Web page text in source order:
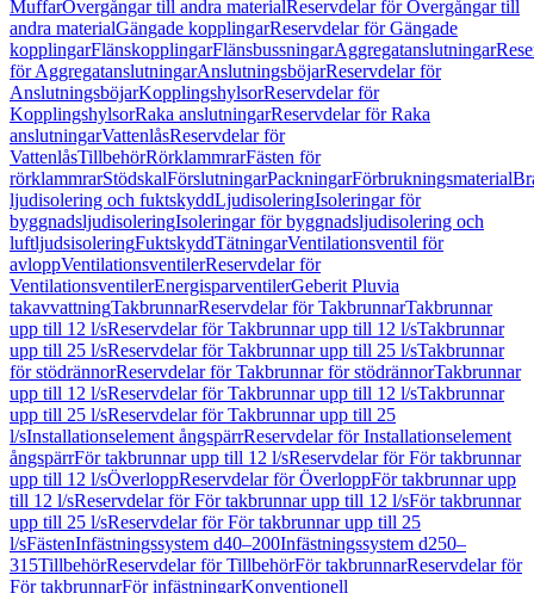
MuffarÖvergångar till andra materialReservdelar för Övergångar till
andra materialGängade kopplingarReservdelar för Gängade
kopplingarFlänskopplingarFlänsbussningarAggregatanslutningar
för AggregatanslutningarAnslutningsböjarReservdelar för
AnslutningsböjarKopplingshylsorReservdelar för
KopplingshylsorRaka anslutningarReservdelar för Raka
anslutningarVattenlåsReservdelar för
VattenlåsTillbehörRörklammrarFästen för
rörklammrarStödskalFörslutningarPackningarFörbrukningsmaterial
ljudisolering och fuktskyddLjudisoleringIsoleringar för
byggnadsljudisoleringIsoleringar för byggnadsljudisolering och
luftljudsisoleringFuktskyddTätningarVentilationsventil för
avloppVentilationsventilerReservdelar för
VentilationsventilerEnergisparventilerGeberit Pluvia
takavvattningTakbrunnarReservdelar för TakbrunnarTakbrunnar
upp till 12 l/sReservdelar för Takbrunnar upp till 12 l/sTakbrunnar
upp till 25 l/sReservdelar för Takbrunnar upp till 25 l/sTakbrunnar
för stödrännorReservdelar för Takbrunnar för stödrännorTakbrunnar
upp till 12 l/sReservdelar för Takbrunnar upp till 12 l/sTakbrunnar
upp till 25 l/sReservdelar för Takbrunnar upp till 25
l/sInstallationselement ångspärrReservdelar för Installationselement
ångspärrFör takbrunnar upp till 12 l/sReservdelar för För takbrunnar
upp till 12 l/sÖverloppReservdelar för ÖverloppFör takbrunnar upp
till 12 l/sReservdelar för För takbrunnar upp till 12 l/sFör takbrunnar
upp till 25 l/sReservdelar för För takbrunnar upp till 25
l/sFästenInfästningssystem d40–200Infästningssystem d250–
315TillbehörReservdelar för TillbehörFör takbrunnarReservdelar för
För takbrunnarFör infästningarKonventionell